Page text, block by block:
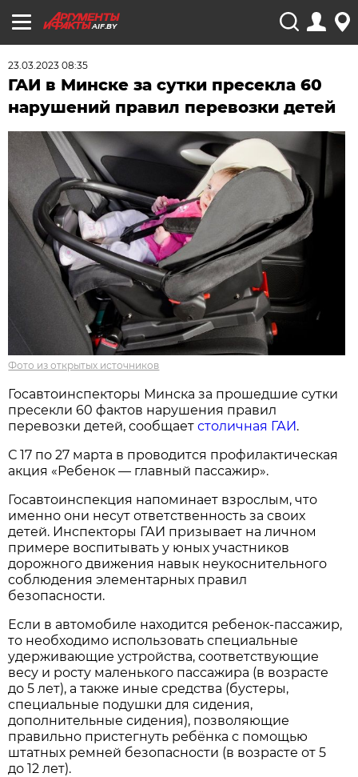
AIF.BY
23.03.2023 08:35
ГАИ в Минске за сутки пресекла 60
нарушений правил перевозки детей
Фото из открытых источников
Госавтоинспекторы Минска за прошедшие сутки
пресекли 60 фактов нарушения правил
перевозки детей, сообщаетстоличная ГАИ.
С 17 по 27 марта в проводится профилактическая
акция «Ребенок — главный пассажир».
Госавтоинспекция напоминает взрослым, что
именно они несут ответственность за своих
детей. Инспекторы ГАИ призывает на личном
примере воспитывать у юных участников
дорожного движения навык неукоснительного
соблюдения элементарных правил
безопасности.
Если в автомобиле находится ребенок-пассажир,
то необходимо использовать специальные
удерживающие устройства, соответствующие
весу и росту маленького пассажира (в возрасте
до 5 лет), а также иные средства (бустеры,
специальные подушки для сидения,
дополнительные сидения), позволяющие
правильно пристегнуть ребёнка с помощью
штатных ремней безопасности (в возрасте от 5
до 12 лет).